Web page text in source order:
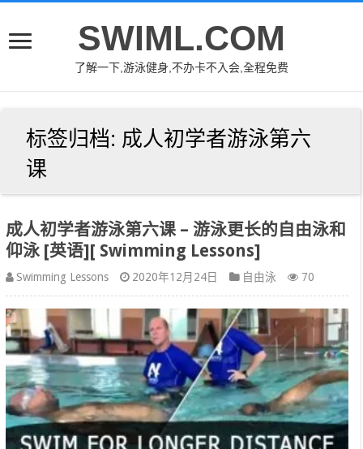
SWIML.COM
了解一下,游泳健身,不办卡不入会,全程免费
标签归档: 成人初学者游泳第六
课
成人初学者游泳第六课 – 游泳更长的自由泳和
仰泳 [英语][ Swimming Lessons]
Swimming Lessons 2020年12月24日 自由泳 70